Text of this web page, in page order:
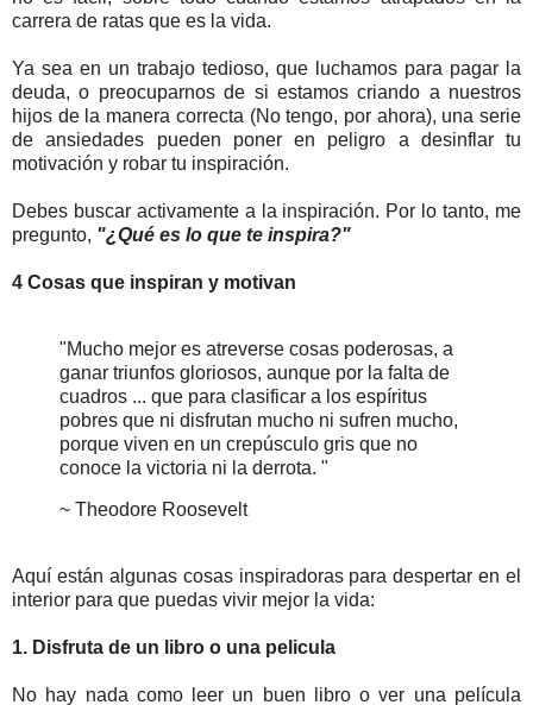
carrera de ratas que es la vida.
Ya sea en un trabajo tedioso, que luchamos para pagar la
deuda, o preocuparnos de si estamos criando a nuestros
hijos de la manera correcta (No tengo, por ahora), una serie
de ansiedades pueden poner en peligro a desinflar tu
motivación y robar tu inspiración.
Debes buscar activamente a la inspiración. Por lo tanto, me
pregunto, "¿Qué es lo que te inspira?"
4 Cosas que inspiran y motivan
"Mucho mejor es atreverse cosas poderosas, a
ganar triunfos gloriosos, aunque por la falta de
cuadros ... que para clasificar a los espíritus
pobres que ni disfrutan mucho ni sufren mucho,
porque viven en un crepúsculo gris que no
conoce la victoria ni la derrota. "
~ Theodore Roosevelt
Aquí están algunas cosas inspiradoras para despertar en el
interior para que puedas vivir mejor la vida:
1. Disfruta de un libro o una pelicula
No hay nada como leer un buen libro o ver una película